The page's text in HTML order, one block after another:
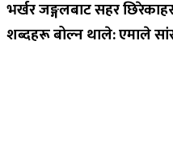
भर्खर जङ्गलबाट सहर
शब्दहरू बोल्न थाले: एमाले